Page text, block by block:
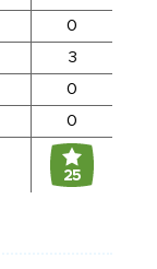
0
3
0
0
25